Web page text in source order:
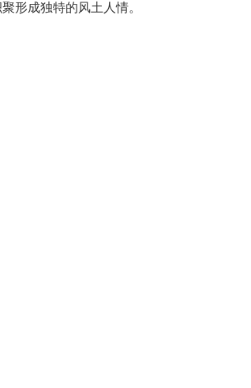
形成独特的风土人情。